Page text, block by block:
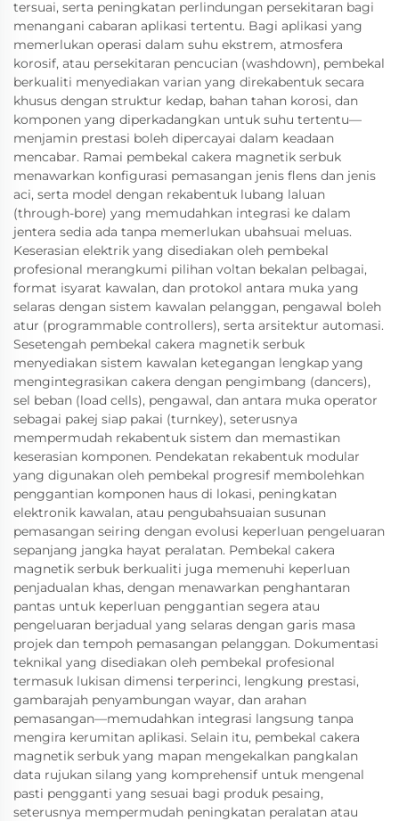
tersuai, serta peningkatan perlindungan persekitaran bagi
menangani cabaran aplikasi tertentu. Bagi aplikasi yang
memerlukan operasi dalam suhu ekstrem, atmosfera
korosif, atau persekitaran pencucian (washdown), pembekal
berkualiti menyediakan varian yang direkabentuk secara
khusus dengan struktur kedap, bahan tahan korosi, dan
komponen yang diperkadangkan untuk suhu tertentu—
menjamin prestasi boleh dipercayai dalam keadaan
mencabar. Ramai pembekal cakera magnetik serbuk
menawarkan konfigurasi pemasangan jenis flens dan jenis
aci, serta model dengan rekabentuk lubang laluan
(through-bore) yang memudahkan integrasi ke dalam
jentera sedia ada tanpa memerlukan ubahsuai meluas.
Keserasian elektrik yang disediakan oleh pembekal
profesional merangkumi pilihan voltan bekalan pelbagai,
format isyarat kawalan, dan protokol antara muka yang
selaras dengan sistem kawalan pelanggan, pengawal boleh
atur (programmable controllers), serta arsitektur automasi.
Sesetengah pembekal cakera magnetik serbuk
menyediakan sistem kawalan ketegangan lengkap yang
mengintegrasikan cakera dengan pengimbang (dancers),
sel beban (load cells), pengawal, dan antara muka operator
sebagai pakej siap pakai (turnkey), seterusnya
mempermudah rekabentuk sistem dan memastikan
keserasian komponen. Pendekatan rekabentuk modular
yang digunakan oleh pembekal progresif membolehkan
penggantian komponen haus di lokasi, peningkatan
elektronik kawalan, atau pengubahsuaian susunan
pemasangan seiring dengan evolusi keperluan pengeluaran
sepanjang jangka hayat peralatan. Pembekal cakera
magnetik serbuk berkualiti juga memenuhi keperluan
penjadualan khas, dengan menawarkan penghantaran
pantas untuk keperluan penggantian segera atau
pengeluaran berjadual yang selaras dengan garis masa
projek dan tempoh pemasangan pelanggan. Dokumentasi
teknikal yang disediakan oleh pembekal profesional
termasuk lukisan dimensi terperinci, lengkung prestasi,
gambarajah penyambungan wayar, dan arahan
pemasangan—memudahkan integrasi langsung tanpa
mengira kerumitan aplikasi. Selain itu, pembekal cakera
magnetik serbuk yang mapan mengekalkan pangkalan
data rujukan silang yang komprehensif untuk mengenal
pasti pengganti yang sesuai bagi produk pesaing,
seterusnya mempermudah peningkatan peralatan atau